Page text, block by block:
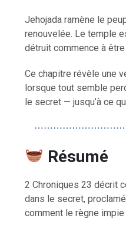
Jehojada ramène le
renouvelée. Le temple
détruit commence à
Ce chapitre révèle une
lorsque tout semble
le secret — jusqu’à ce
Résumé
2 Chroniques 23 décrit
dans le secret,
comment le règne impie